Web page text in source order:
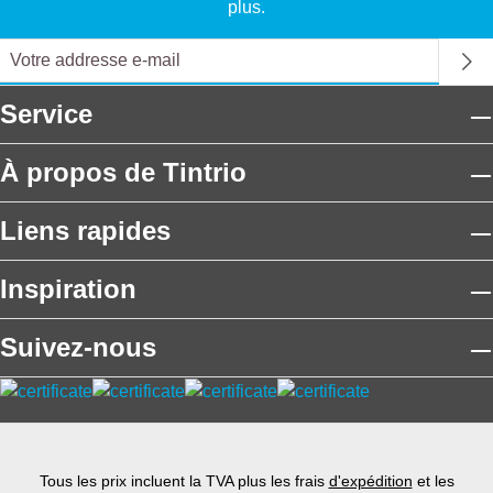
plus.
Service
À propos de Tintrio
Liens rapides
Inspiration
Suivez-nous
Tous les prix incluent la TVA plus les frais d'expédition et les